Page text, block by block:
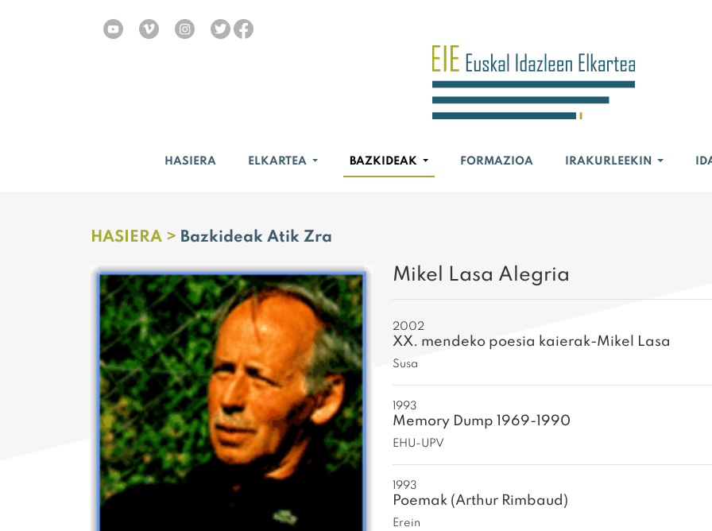
HASIERA ELKARTEA BAZKIDEAK FORMAZIOA IRAKURLEEKIN
HASIERA > Bazkideak Atik Zra
Mikel Lasa Alegria
2002
XX. mendeko poesia kaierak-Mikel Lasa
Susa
1993
Memory Dump 1969-1990
EHU-UPV
1993
Poemak (Arthur Rimbaud)
Erein